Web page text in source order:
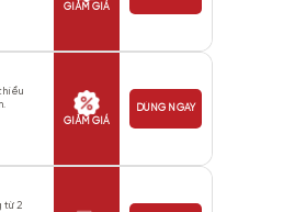
GIẢM GIÁ
GIẢM GIÁ
DÙNG NGAY
từ 2